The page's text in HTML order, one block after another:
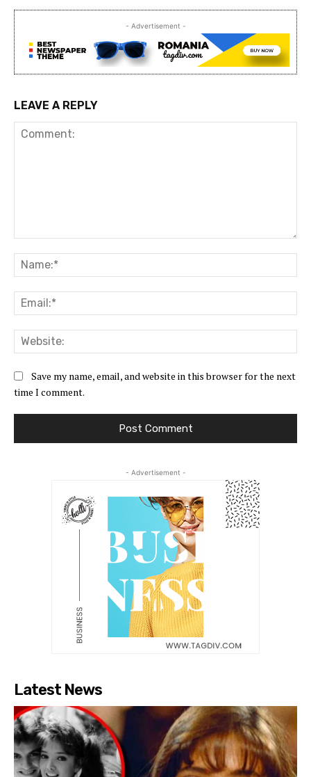
- Advertisement -
LEAVE A REPLY
Save my name, email, and website in this browser for the next
time I comment.
- Advertisement -
Latest News